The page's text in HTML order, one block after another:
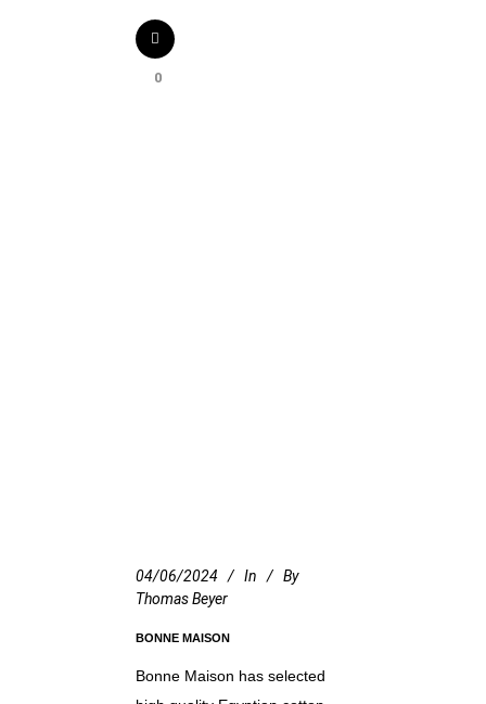
0
04/06/2024 In
By
Thomas Beyer
BONNE MAISON
Bonne Maison has selected